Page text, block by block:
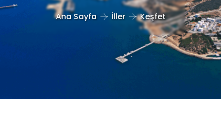
Ana Sayfa İller Keşfet